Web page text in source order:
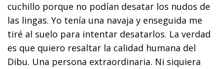
cuchillo porque no podían desatar los nudos de
las lingas. Yo tenía una navaja y enseguida me
tiré al suelo para intentar desatarlos. La verdad
es que quiero resaltar la calidad humana del
Dibu. Una persona extraordinaria. Ni siquiera